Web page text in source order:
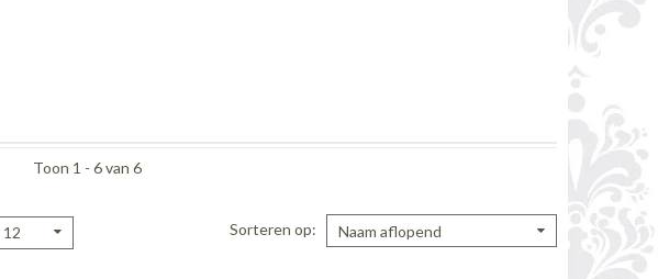
Toon 1 - 6 van 6
12 Sorteren op Naam aflopend